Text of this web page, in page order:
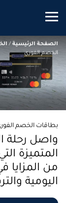
Mobile menu
الصفحة الرئيسية /
الخصم الفوري
بطاقات الخصم
واصل رحلة
المتميزة
من المزايا
اليومية